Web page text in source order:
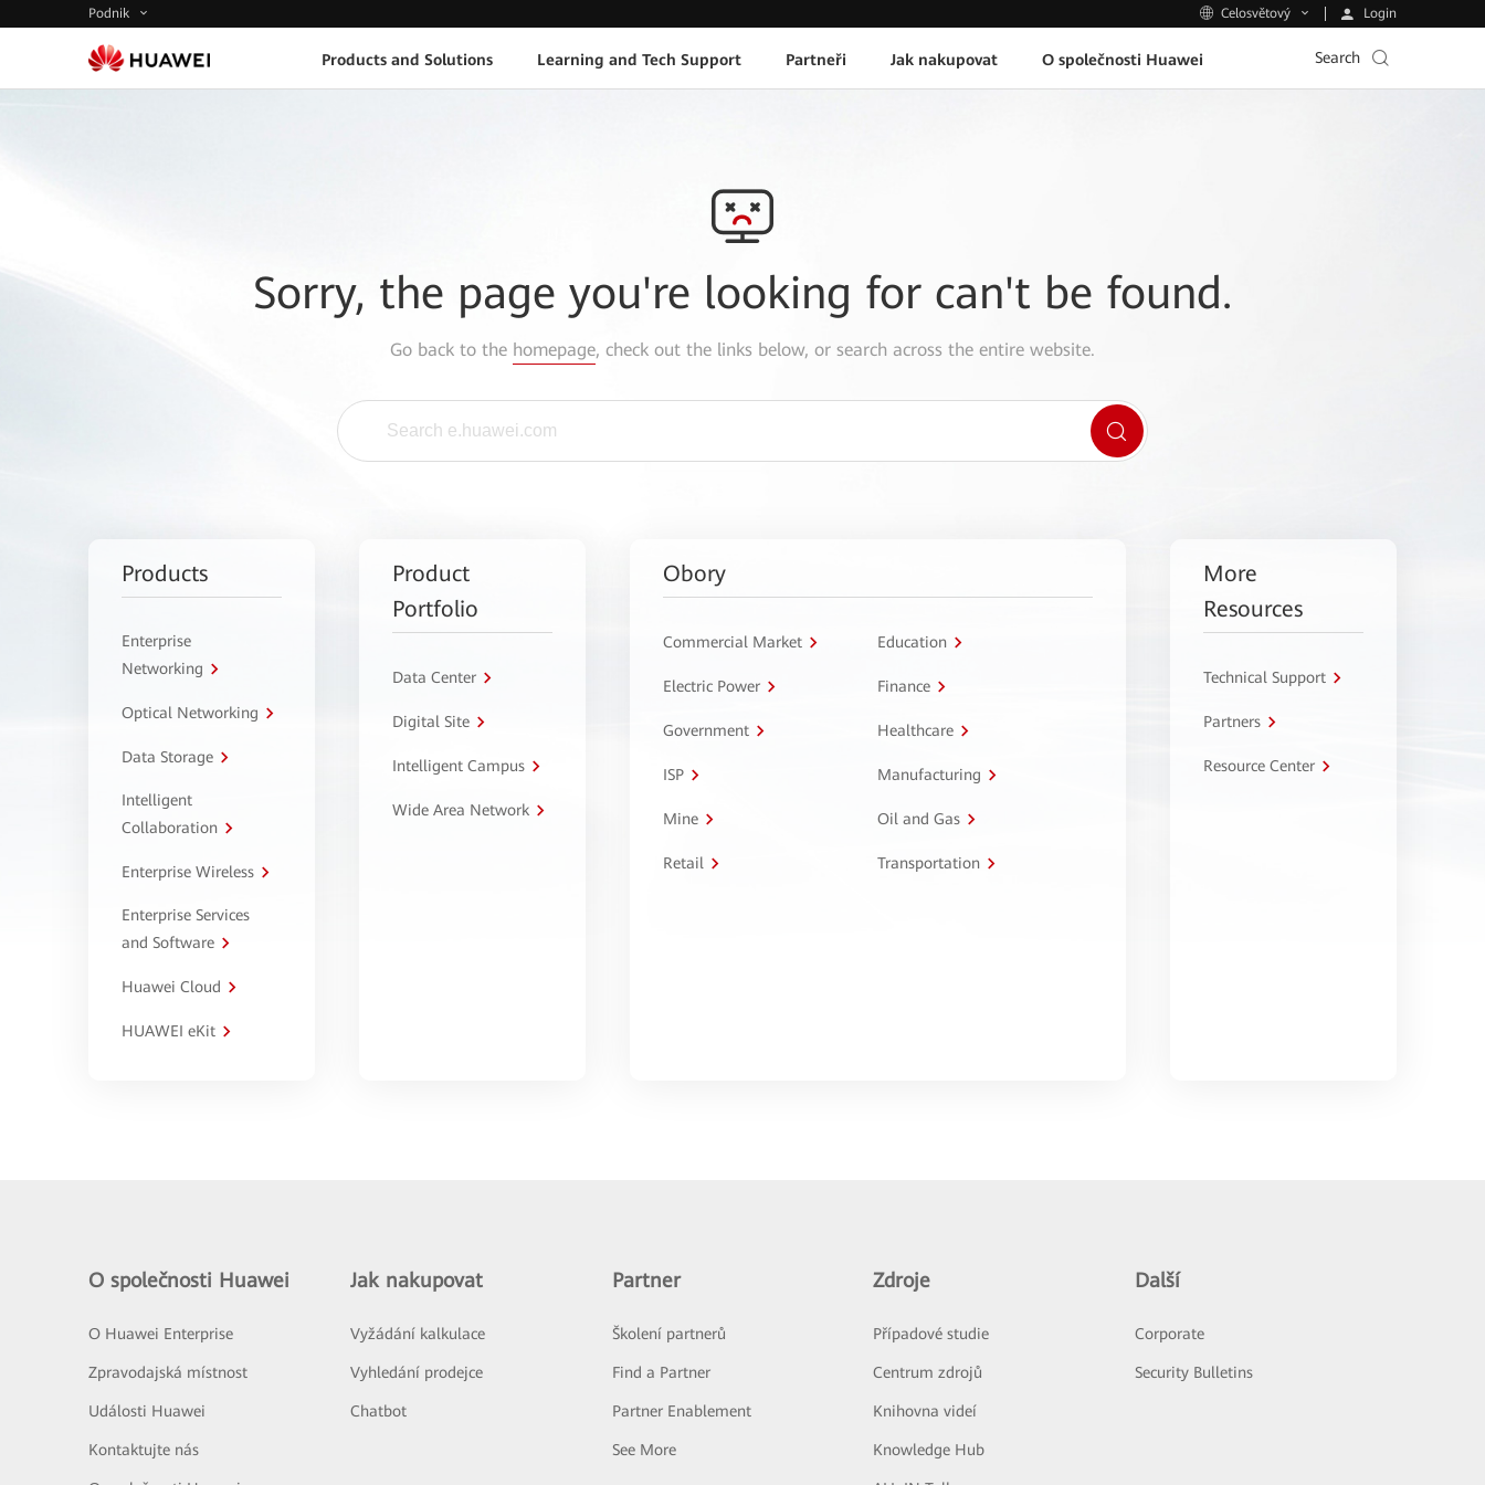
Podnik Celosvětový Login
Products and Solutions Learning and Tech Support Partneři Jak nakupovat O společnosti Huawei Search
Sorry, the page you're looking for can't be found.
Go back to the homepage, check out the links below, or search across the entire website.
Products
Enterprise
Networking
Optical Networking
Data Storage
Intelligent
Collaboration
Enterprise Wireless
Enterprise Services
and Software
Huawei Cloud
HUAWEI eKit
Product
Portfolio
Data Center
Digital Site
Intelligent Campus
Wide Area Network
Obory
Commercial Market Education
Electric Power Finance
Government Healthcare
ISP Manufacturing
Mine Oil and Gas
Retail Transportation
More
Resources
Technical Support
Partners
Resource Center
O společnosti Huawei
O Huawei Enterprise
Zpravodajská místnost
Události Huawei
Kontaktujte nás
Jak nakupovat
Vyžádání kalkulace
Vyhledání prodejce
Chatbot
Partner
Školení partnerů
Find a Partner
Partner Enablement
See More
Zdroje
Případové studie
Centrum zdrojů
Knihovna videí
Knowledge Hub
Další
Corporate
Security Bulletins